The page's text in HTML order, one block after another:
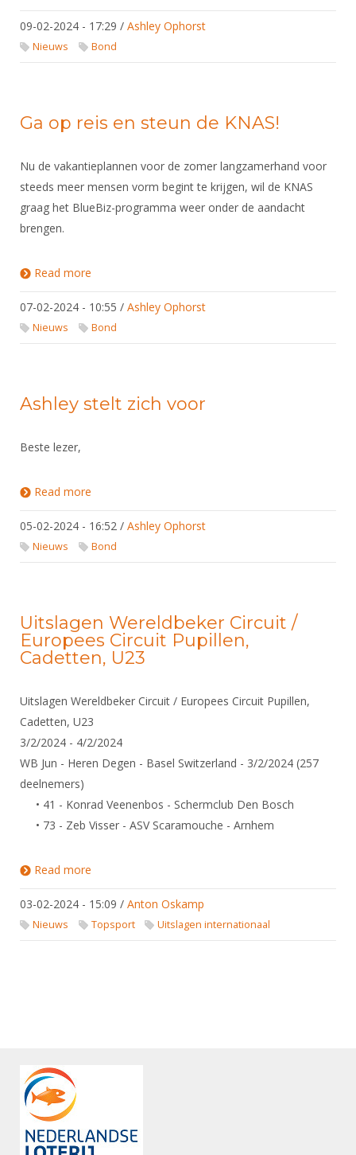
09-02-2024 - 17:29 / Ashley Ophorst
Nieuws Bond
Ga op reis en steun de KNAS!
Nu de vakantieplannen voor de zomer langzamerhand voor
steeds meer mensen vorm begint te krijgen, wil de KNAS
graag het BlueBiz-programma weer onder de aandacht
brengen.
Read more
07-02-2024 - 10:55 / Ashley Ophorst
Nieuws Bond
Ashley stelt zich voor
Beste lezer,
Read more
05-02-2024 - 16:52 / Ashley Ophorst
Nieuws Bond
Uitslagen Wereldbeker Circuit /
Europees Circuit Pupillen,
Cadetten, U23
Uitslagen Wereldbeker Circuit / Europees Circuit Pupillen,
Cadetten, U23
3/2/2024 - 4/2/2024
WB Jun - Heren Degen - Basel Switzerland - 3/2/2024 (257
deelnemers)
• 41 - Konrad Veenenbos - Schermclub Den Bosch
• 73 - Zeb Visser - ASV Scaramouche - Arnhem
Read more
03-02-2024 - 15:09 / Anton Oskamp
Nieuws Topsport Uitslagen internationaal